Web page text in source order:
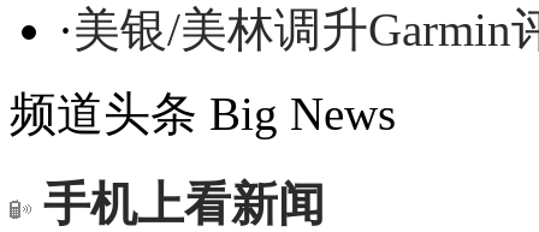
·美银/美林调升Garmin
频道头条 Big News
手机上看新闻